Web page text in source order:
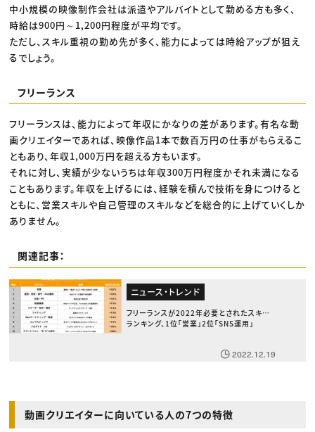
中小規模の映像制作会社は派遣やアルバイトとして勤める方も多く、
時給は900円～1,200円程度が平均です。
ただし、スキル重視の勤め先が多く、能力によっては時給アップが狙え
るでしょう。
フリーランス
フリーランスは、能力によって年収にかなりの差があります。有名な動
画クリエイターであれば、映像作品1本で数百万円の仕事がもらえるこ
ともあり、年収1,000万円を超える方もいます。
それに対し、実績が少ないうちは年収300万円程度かそれ未満になる
こともあります。年収を上げるには、経験を積んで技術を身につけると
ともに、営業スキルや自己管理のスキルなどを総合的に上げていくしか
ありません。
関連記事：
ニュース・トレンド
フリーランスが2022年必要とされたスキル
ランキング、1位「営業」2位「SNS運用」
2022.12.19
動画クリエイターに向いている人の7つの特徴